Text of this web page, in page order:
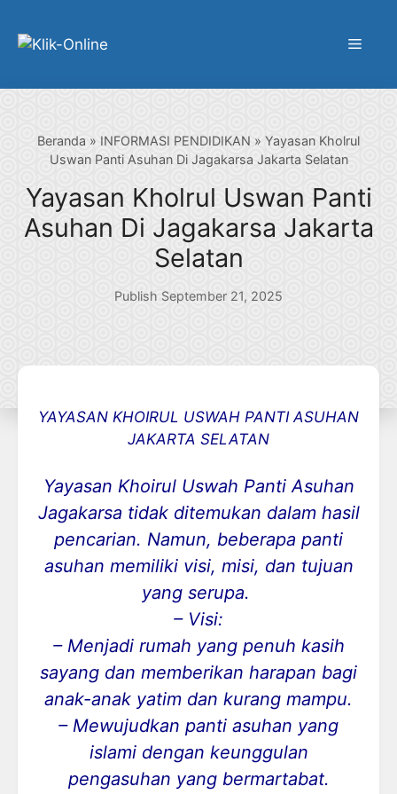
Menu
Beranda » INFORMASI PENDIDIKAN » Yayasan Kholrul
Uswan Panti Asuhan Di Jagakarsa Jakarta Selatan
Yayasan Kholrul Uswan Panti
Asuhan Di Jagakarsa Jakarta
Selatan
Publish September 21, 2025
YAYASAN KHOIRUL USWAH PANTI ASUHAN
JAKARTA SELATAN
Yayasan Khoirul Uswah Panti Asuhan
Jagakarsa tidak ditemukan dalam hasil
pencarian. Namun, beberapa panti
asuhan memiliki visi, misi, dan tujuan
yang serupa.
– Visi:
– Menjadi rumah yang penuh kasih
sayang dan memberikan harapan bagi
anak-anak yatim dan kurang mampu.
– Mewujudkan panti asuhan yang
islami dengan keunggulan
pengasuhan yang bermartabat.